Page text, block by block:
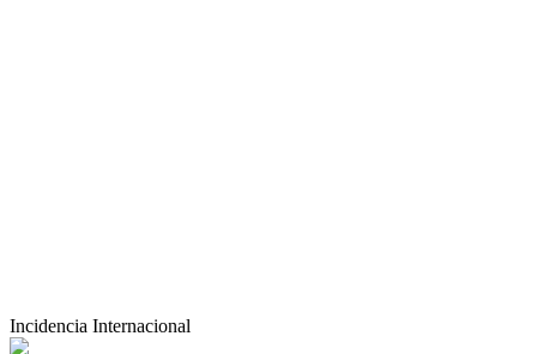
Incidencia Internacional